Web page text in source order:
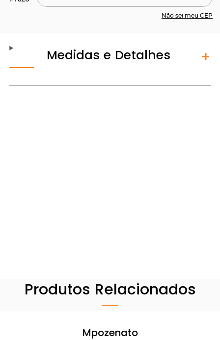
Não sei meu CEP
Medidas e Detalhes
Produtos Relacionados
Mpozenato